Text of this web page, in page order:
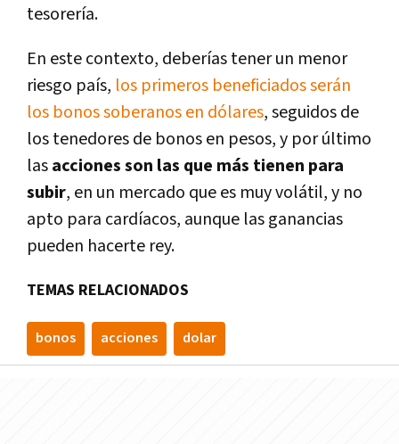
tesorería.
En este contexto, deberías tener un menor
riesgo país, los primeros beneficiados serán
los bonos soberanos en dólares, seguidos de
los tenedores de bonos en pesos, y por último
lasacciones son las que más tienen para
subir, en un mercado que es muy volátil, y no
apto para cardíacos, aunque las ganancias
pueden hacerte rey.
TEMAS RELACIONADOS
bonos acciones dolar